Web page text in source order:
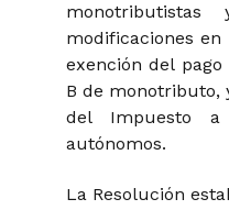
monotributistas
modificaciones
exención del
B de monotributo,
del Impuesto a
autónomos.
La Resolución